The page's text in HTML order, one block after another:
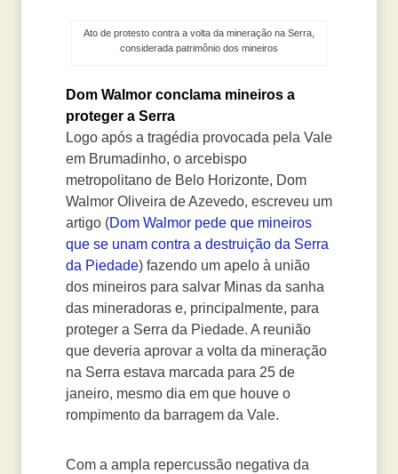
Ato de protesto contra a volta da mineração na Serra,
considerada patrimônio dos mineiros
Dom Walmor conclama mineiros a
proteger a Serra
Logo após a tragédia provocada pela Vale
em Brumadinho, o arcebispo
metropolitano de Belo Horizonte, Dom
Walmor Oliveira de Azevedo, escreveu um
artigo (Dom Walmor pede que mineiros
que se unam contra a destruição da Serra
da Piedade) fazendo um apelo à união
dos mineiros para salvar Minas da sanha
das mineradoras e, principalmente, para
proteger a Serra da Piedade. A reunião
que deveria aprovar a volta da mineração
na Serra estava marcada para 25 de
janeiro, mesmo dia em que houve o
rompimento da barragem da Vale.
Com a ampla repercussão negativa da